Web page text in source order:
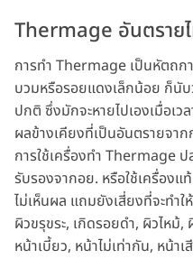
Thermage อันตราย
การทำ Thermage เป็นหัตถก
บวมหรือรอยแดงเล็กน้อย ก็นั
ปกติ ซึ่งมักจะหายไปเองเมื่อเ
ผลข้างเคียงที่เป็นอันตรายจา
การใช้เครื่องทำ Thermage
รับรองจากอย. หรือใช้เครื่องแ
ไม่เห็นผล แถมยังเสี่ยงที่จะทำ
ผิวขรุขระ, เกิดรอยดำ, ผิวไหม้
หน้าเบี้ยว, หน้าไม่เท่ากัน, หน้า